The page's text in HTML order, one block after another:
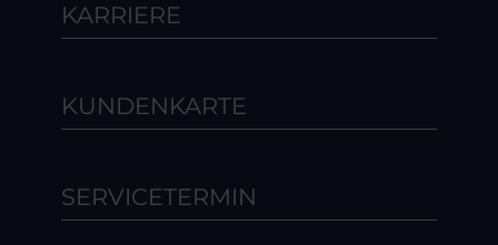
KARRIERE
KUNDENKARTE
SERVICETERMIN